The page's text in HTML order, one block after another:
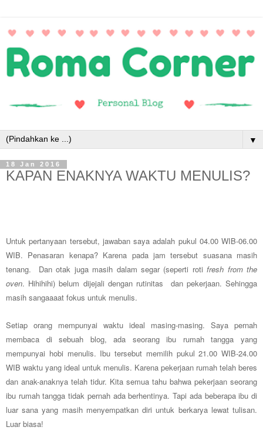
▼
18 Jan 2016
KAPAN ENAKNYA WAKTU MENULIS?
Untuk pertanyaan tersebut, jawaban saya adalah pukul 04.00 WIB-06.00
WIB. Penasaran kenapa? Karena pada jam tersebut suasana masih
tenang. Dan otak juga masih dalam segar (seperti rotifresh from the
oven. Hihihihi) belum dijejali dengan rutinitas dan pekerjaan. Sehingga
masih sangaaaat fokus untuk menulis.
Setiap orang mempunyai waktu ideal masing-masing. Saya pernah
membaca di sebuah blog, ada seorang ibu rumah tangga yang
mempunyai hobi menulis. Ibu tersebut memilih pukul 21.00 WIB-24.00
WIB waktu yang ideal untuk menulis. Karena pekerjaan rumah telah beres
dan anak-anaknya telah tidur. Kita semua tahu bahwa pekerjaan seorang
ibu rumah tangga tidak pernah ada berhentinya.Tapi ada beberapa ibu di
luar sana yang masih menyempatkan diri untuk berkarya lewat tulisan.
Luar biasa!